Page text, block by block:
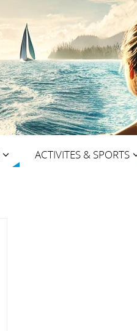
ACTIVITES & SPORTS